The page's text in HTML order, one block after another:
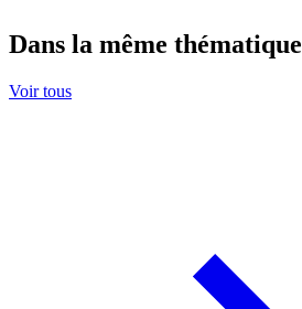
Dans la même thématique
Voir tous